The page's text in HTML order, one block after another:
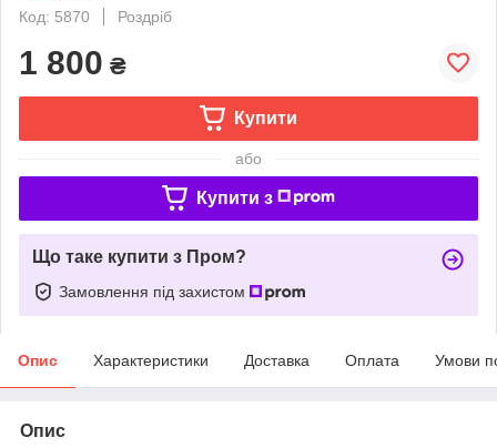
Код: 5870
Роздріб
1 800 ₴
Купити
або
Купити з
Що таке купити з Пром?
Замовлення під захистом
Опис Характеристики Доставка Оплата Умови
Опис